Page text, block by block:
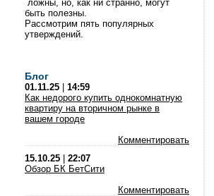
ложны, но, как ни странно, могут
быть полезны.
Рассмотрим пять популярных
утверждений.
Блог
01.11.25
14:59
Как недорого купить однокомнатную
квартиру на вторичном рынке в
вашем городе
Комментировать
15.10.25
22:07
Обзор БК БетСити
Комментировать